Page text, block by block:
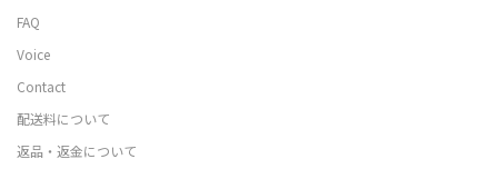
FAQ
Voice
Contact
配送料について
返品・返金について